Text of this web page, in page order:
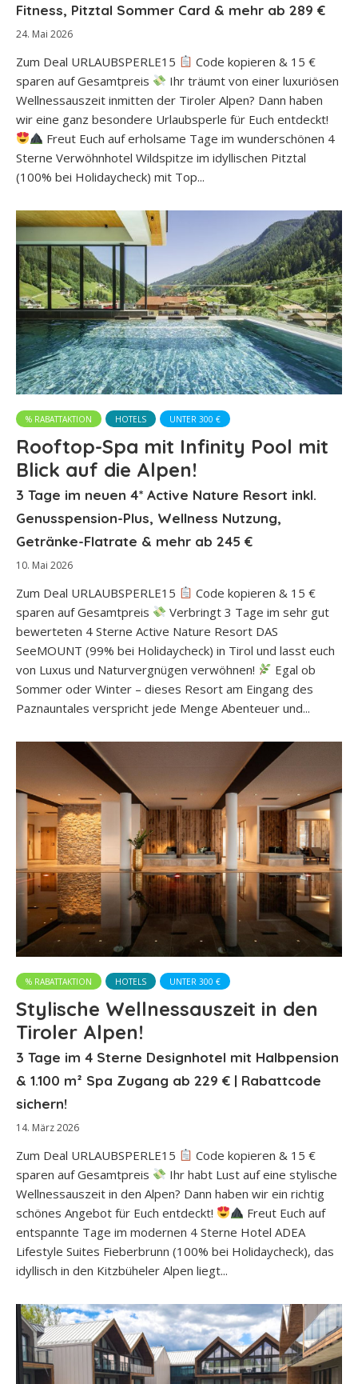
Fitness, Pitztal Sommer Card & mehr ab 289 €
24. Mai 2026
Zum Deal URLAUBSPERLE15
Code kopieren & 15 €
sparen auf Gesamtpreis
Ihr träumt von einer luxuriösen
Wellnessauszeit inmitten der Tiroler Alpen? Dann haben
wir eine ganz besondere Urlaubsperle für Euch entdeckt!
Freut Euch auf erholsame Tage im wunderschönen 4
Sterne Verwöhnhotel Wildspitze im idyllischen Pitztal
(100% bei Holidaycheck) mit Top...
% RABATTAKTION HOTELS UNTER 300 €
Rooftop-Spa mit Infinity Pool mit
Blick auf die Alpen!
3 Tage im neuen 4* Active Nature Resort inkl.
Genusspension-Plus, Wellness Nutzung,
Getränke-Flatrate & mehr ab 245 €
10. Mai 2026
Zum Deal URLAUBSPERLE15
Code kopieren & 15 €
sparen auf Gesamtpreis
Verbringt 3 Tage im sehr gut
bewerteten 4 Sterne Active Nature Resort DAS
SeeMOUNT (99% bei Holidaycheck) in Tirol und lasst euch
von Luxus und Naturvergnügen verwöhnen!
Egal ob
Sommer oder Winter – dieses Resort am Eingang des
Paznauntales verspricht jede Menge Abenteuer und...
% RABATTAKTION HOTELS UNTER 300 €
Stylische Wellnessauszeit in den
Tiroler Alpen!
3 Tage im 4 Sterne Designhotel mit Halbpension
& 1.100 m² Spa Zugang ab 229 € | Rabattcode
sichern!
14. März 2026
Zum Deal URLAUBSPERLE15
Code kopieren & 15 €
sparen auf Gesamtpreis
Ihr habt Lust auf eine stylische
Wellnessauszeit in den Alpen? Dann haben wir ein richtig
schönes Angebot für Euch entdeckt!
Freut Euch auf
entspannte Tage im modernen 4 Sterne Hotel ADEA
Lifestyle Suites Fieberbrunn (100% bei Holidaycheck), das
idyllisch in den Kitzbüheler Alpen liegt...